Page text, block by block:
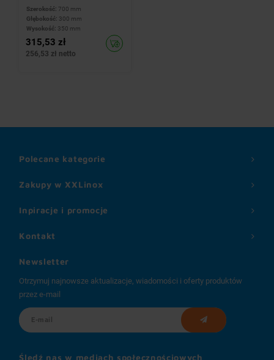
Szerokość: 700 mm
Głębokość: 300 mm
Wysokość: 350 mm
315,53 zł
256,53 zł netto
Zakupy w XXLinox
Inpiracje i promocje
Polecane kategorie
Kontakt
Newsletter
Otrzymuj najnowsze aktualizacje, wiadomości i oferty produktów
przez e-mail
Śledź nas w mediach społecznościowych